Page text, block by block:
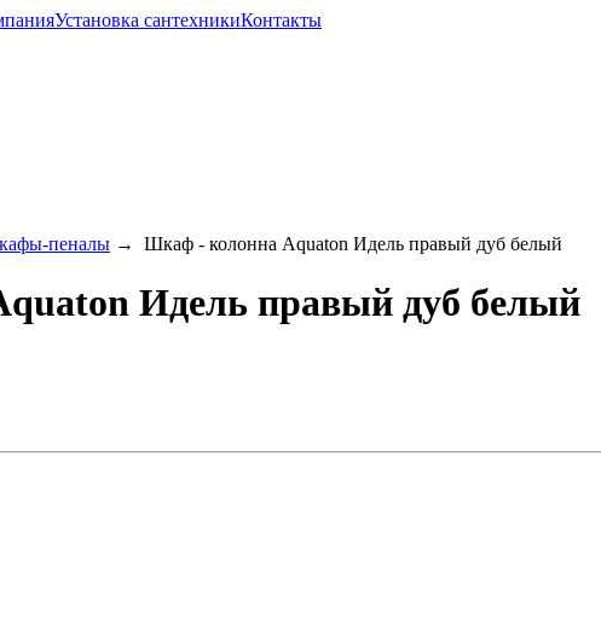
Установка сантехникиКонтакты
пеналы → Шкаф - колонна Aquaton Идель правый дуб белый
Идель правый дуб белый